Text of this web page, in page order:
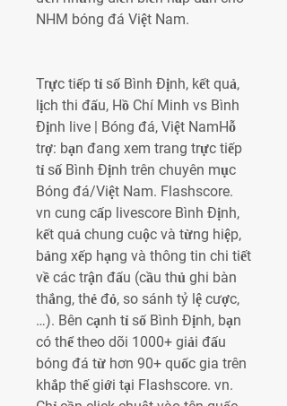
NHM bóng đá Việt Nam.
Trực tiếp tỉ số Bình Định, kết quả,
lịch thi đấu, Hồ Chí Minh vs Bình
Định live | Bóng đá, Việt NamHỗ
trợ: bạn đang xem trang trực tiếp
tỉ số Bình Định trên chuyên mục
Bóng đá/Việt Nam. Flashscore.
vn cung cấp livescore Bình Định,
kết quả chung cuộc và từng hiệp,
bảng xếp hạng và thông tin chi tiết
về các trận đấu (cầu thủ ghi bàn
thắng, thẻ đỏ, so sánh tỷ lệ cược,
…). Bên cạnh tỉ số Bình Định, bạn
có thể theo dõi 1000+ giải đấu
bóng đá từ hơn 90+ quốc gia trên
khắp thế giới tại Flashscore. vn.